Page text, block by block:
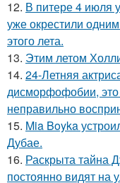
12. В питере 4 июля
уже окрестили
этого лета.
13. Этим летом
14. 24-Летняя
дисморфофобии, это
неправильно
15. Mia Boyka
Дубае.
16. Раскрыта тайна
постоянно видят на